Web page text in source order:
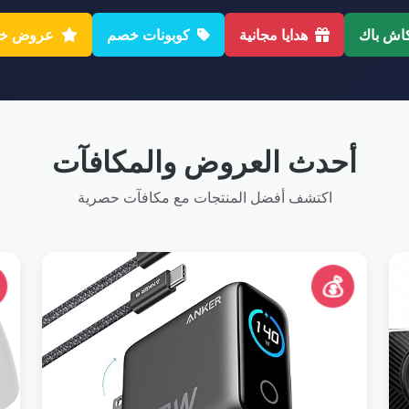
باك هدايا مجانية كوبونات خصم عروض
أحدث العروض والمكافآت
اكتشف أفضل المنتجات مع مكافآت حصرية
💰